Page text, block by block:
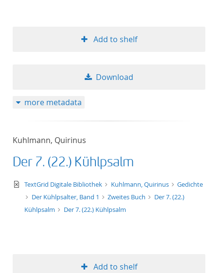
Add to shelf
Download
more metadata
Kuhlmann, Quirinus
Der 7. (22.) Kühlpsalm
text/xml
TextGrid Digitale Bibliothek Kuhlmann, Quirinus
Gedichte
Der Kühlpsalter, Band 1
Zweites Buch
Der 7. (22.)
Kühlpsalm
Der 7. (22.) Kühlpsalm
Add to shelf